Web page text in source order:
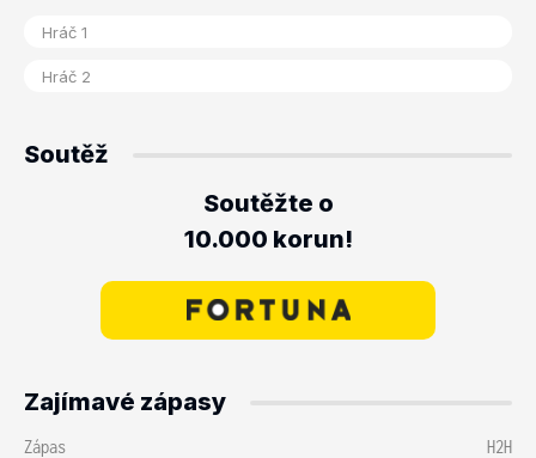
Soutěž
Soutěžte o
10.000 korun!
Zajímavé zápasy
Zápas
H2H